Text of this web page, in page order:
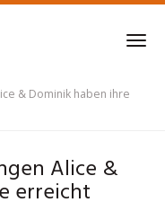
& Dominik haben ihre
Alice &
erreicht